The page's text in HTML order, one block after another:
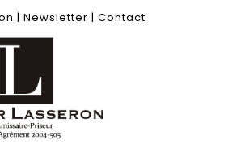
| Newsletter | Contact